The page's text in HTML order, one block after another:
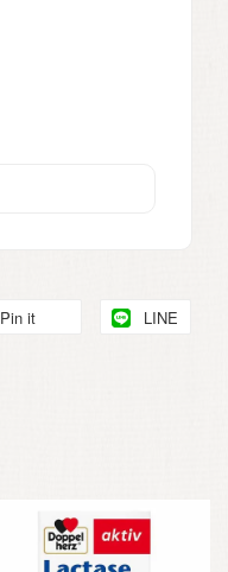
Pin it LINE